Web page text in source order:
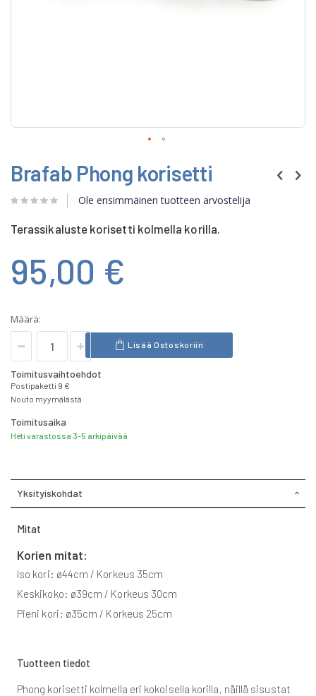
to
the
beginning
of
images
Brafab Phong korisetti
Ole ensimmäinen tuotteen arvostelija
Terassikaluste korisetti kolmella korilla.
95,00 €
Määrä:
Lisää Ostoskoriin
Toimitusvaihtoehdot
Postipaketti 9 €
Nouto myymälästä
Toimitusaika
Heti varastossa 3-5 arkipäivää
Yksityiskohdat
Mitat
Korien mitat:
Iso kori: ø44cm / Korkeus 35cm
Keskikoko: ø39cm / Korkeus 30cm
Pieni kori: ø35cm / Korkeus 25cm
Tuotteen tiedot
Phong korisetti kolmella eri kokoisella korilla, näillä sisustat